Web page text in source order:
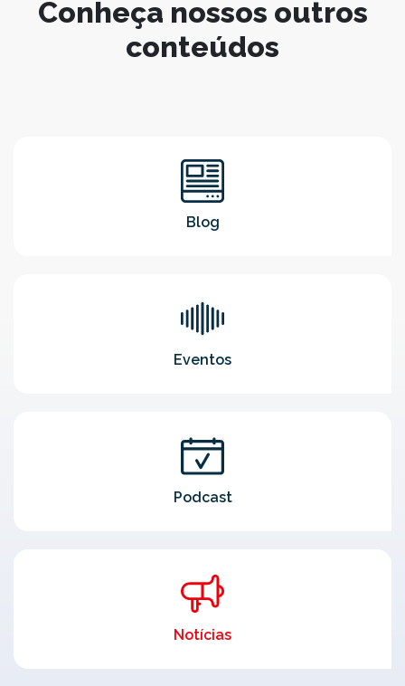
Conheça nossos outros
conteúdos
Blog
Eventos
Podcast
Notícias